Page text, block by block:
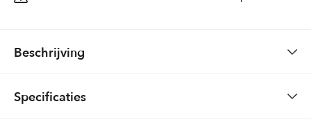
Beschrijving
Specificaties